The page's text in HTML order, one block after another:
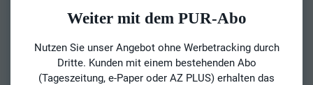
Weiter mit dem PUR-Abo
Nutzen Sie unser Angebot ohne Werbetracking durch
Dritte. Kunden mit einem bestehenden Abo
(Tageszeitung, e-Paper oder AZ PLUS) erhalten das